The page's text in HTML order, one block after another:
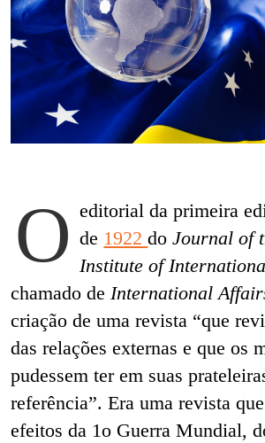
O editorial da primeira
de 1922doJournal of
Institute of
chamado de International
criação de uma revista “que
das relações externas e que os
pudessem ter em suas
referência”. Era uma revista
efeitos da 1o Guerra Mundial,